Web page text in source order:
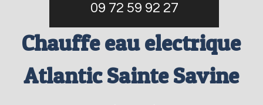
09 72 59 92 27
Chauffe eau electrique
Atlantic Sainte Savine